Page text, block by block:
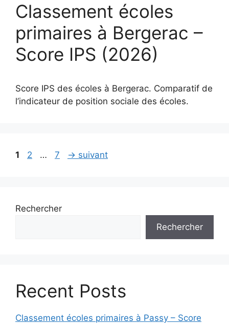
Classement écoles
primaires à Bergerac –
Score IPS (2026)
Score IPS des écoles à Bergerac. Comparatif de
l’indicateur de position sociale des écoles.
Page
1 Page
2 … Page
7 → suivant
Rechercher
Rechercher
Recent Posts
Classement écoles primaires à Passy – Score